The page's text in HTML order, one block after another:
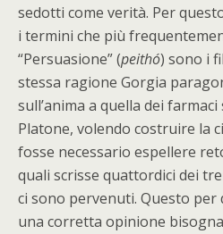
sedotti come verità. Per
i termini che più
“Persuasione” (peithó) sono i
stessa ragione Gorgia
sull’anima a quella dei
Platone, volendo costruire la
fosse necessario espellere
quali scrisse quattordici dei
ci sono pervenuti. Questo
una corretta opinione